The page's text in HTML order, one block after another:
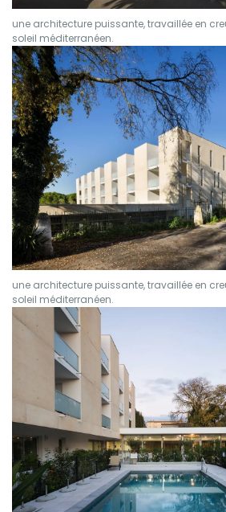
une architecture puissante, travaillée en
soleil méditerranéen.
une architecture puissante, travaillée en
soleil méditerranéen.